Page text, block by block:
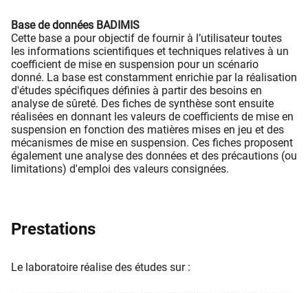
Base de données BADIMIS
Cette base a pour objectif de fournir à l’utilisateur toutes
les informations scientifiques et techniques relatives à un
coefficient de mise en suspension pour un scénario
donné. La base est constamment enrichie par la réalisation
d'études spécifiques définies à partir des besoins en
analyse de sûreté. Des fiches de synthèse sont ensuite
réalisées en donnant les valeurs de coefficients de mise en
suspension en fonction des matières mises en jeu et des
mécanismes de mise en suspension. Ces fiches proposent
également une analyse des données et des précautions (ou
limitations) d'emploi des valeurs consignées.
Prestations
Le laboratoire réalise des études sur :